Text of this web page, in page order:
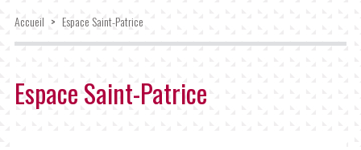
Accueil > Espace Saint-Patrice
Espace Saint-Patrice